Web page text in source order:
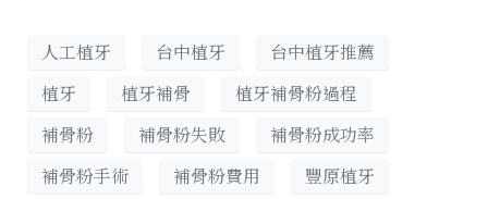
人工植牙 台中植牙
台中植牙推薦
植牙
植牙補骨
植牙補骨粉過程
補骨粉
補骨粉失敗
補骨粉成功率
補骨粉手術
補骨粉費用 豐原植牙